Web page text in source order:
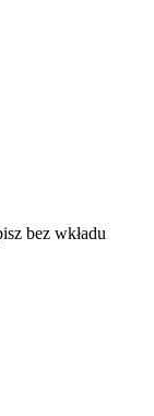
bez wkładu